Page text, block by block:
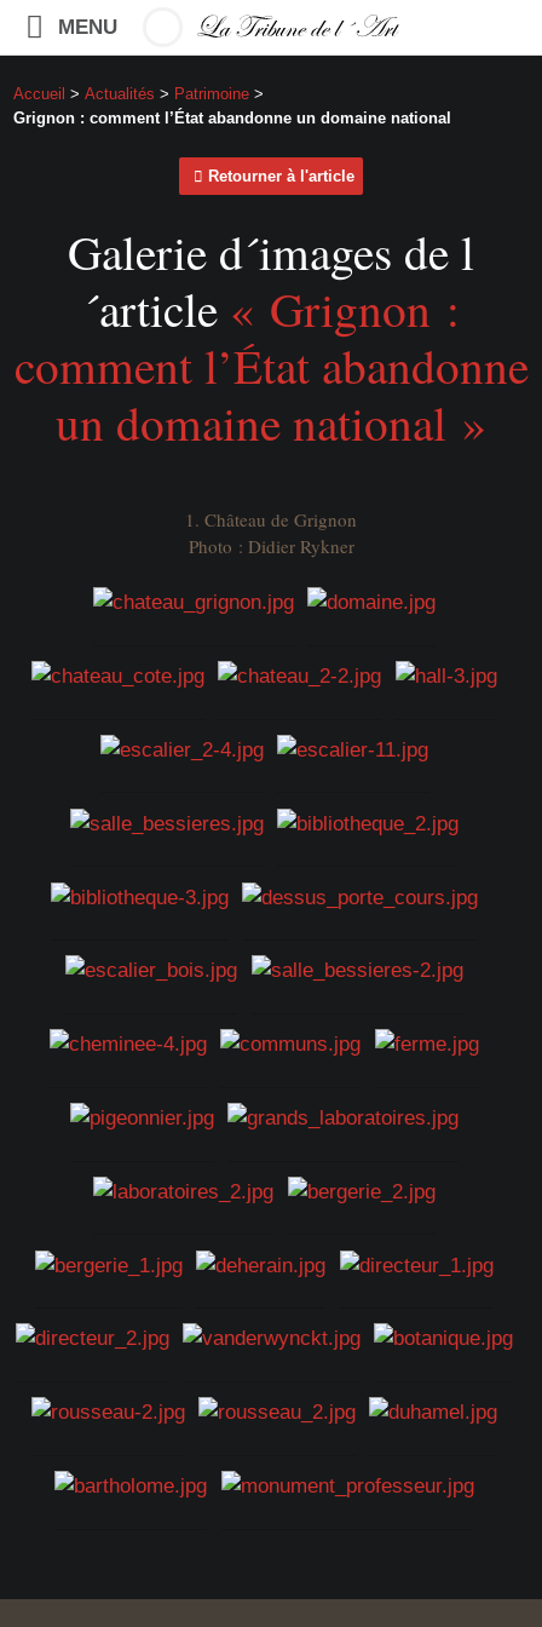
MENU
Accueil > Actualités > Patrimoine >
Grignon : comment l’État abandonne un domaine national
Retourner à l'article
Galerie d´images de l
´article « Grignon :
comment l’État abandonne
un domaine national »
1. Château de Grignon
Photo : Didier Rykner